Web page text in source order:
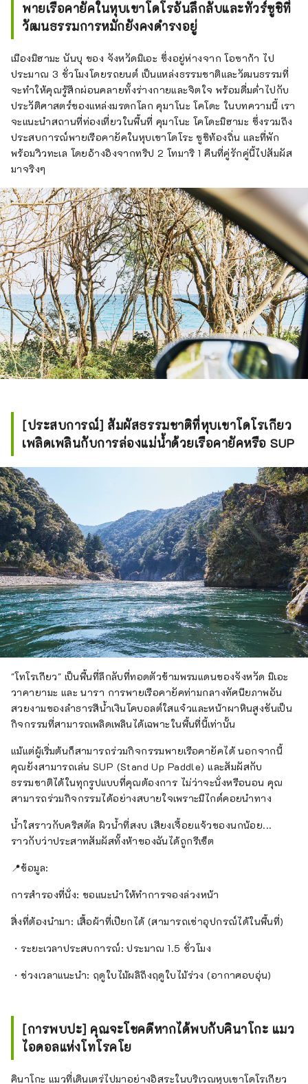
พายเรือคายัคในหุบเขาโดโรอันลึกลับและทัวร์ซูชิที่
วัฒนธรรมการหมักยังคงดำรงอยู่
เมืองมิฮามะ นันบุ ของ จังหวัดมิเอะ ซึ่งอยู่ห่างจาก โอซาก้า ไป
ประมาณ 3 ชั่วโมงโดยรถยนต์ เป็นแหล่งธรรมชาติและวัฒนธรรมที่
จะทำให้คุณรู้สึกผ่อนคลายทั้งร่างกายและจิตใจ พร้อมดื่มด่ำไปกับ
ประวัติศาสตร์ของแหล่งมรดกโลก คุมาโนะ โคโดะ ในบทความนี้ เรา
จะแนะนำสถานที่ท่องเที่ยวในพื้นที่ คุมาโนะ โคโดะมิฮามะ ซึ่งรวมถึง
ประสบการณ์พายเรือคายัคในหุบเขาโดโระ ซูชิท้องถิ่น และที่พัก
พร้อมวิวทะเล โดยอ้างอิงจากทริป 2 โทมาริ 1 คืนที่คู่รักคู่นี้ไปสัมผัส
มาจริงๆ
[ประสบการณ์] สัมผัสธรรมชาติที่หุบเขาโดโรเกียว
เพลิดเพลินกับการล่องแม่น้ำด้วยเรือคายัคหรือ SUP
"โทโรเกียว" เป็นพื้นที่ลึกลับที่ทอดตัวข้ามพรมแดนของจังหวัด มิเอะ
วาคายามะ และ นารา การพายเรือคายัคท่ามกลางทัศนียภาพอัน
สวยงามของลำธารสีน้ำเงินโคบอลต์ใสแจ๋วและหน้าผาหินสูงชันเป็น
กิจกรรมที่สามารถเพลิดเพลินได้เฉพาะในพื้นที่นี้เท่านั้น
แม้แต่ผู้เริ่มต้นก็สามารถร่วมกิจกรรมพายเรือคายัคได้ นอกจากนี้
คุณยังสามารถเล่น SUP (Stand Up Paddle) และสัมผัสกับ
ธรรมชาติได้ในทุกรูปแบบที่คุณต้องการ ไม่ว่าจะนั่งหรือนอน คุณ
สามารถร่วมกิจกรรมได้อย่างสบายใจเพราะมีไกด์คอยนำทาง
น้ำใสราวกับคริสตัล ผิวน้ำที่สงบ เสียงเจื้อยแจ้วของนกน้อย...
ราวกับว่าประสาทสัมผัสทั้งห้าของฉันได้ถูกรีเซ็ต
📍ข้อมูล:
การสำรองที่นั่ง: ขอแนะนำให้ทำการจองล่วงหน้า
สิ่งที่ต้องนำมา: เสื้อผ้าที่เปียกได้ (สามารถเช่าอุปกรณ์ได้ในพื้นที่)
・ระยะเวลาประสบการณ์: ประมาณ 1.5 ชั่วโมง
・ช่วงเวลาแนะนำ: ฤดูใบไม้ผลิถึงฤดูใบไม้ร่วง (อากาศอบอุ่น)
[การพบปะ] คุณจะโชคดีหากได้พบกับคินาโกะ แมว
ไอดอลแห่งโทโรคโย
คินาโกะ แมวที่เดินเตร่ไปมาอย่างอิสระในบริเวณหุบเขาโดโรเกียว